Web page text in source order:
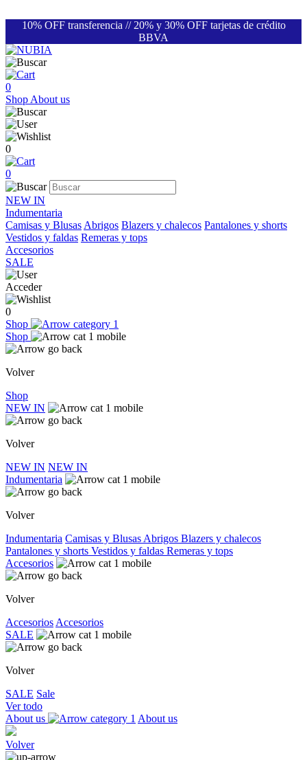
10% OFF transferencia // 20% y 30% OFF tarjetas de crédito
BBVA
0
Shop About us
0
0
NEW IN
Indumentaria
Camisas y Blusas Abrigos Blazers y chalecos Pantalones y shorts
Vestidos y faldas Remeras y tops
Accesorios
SALE
Acceder
0
Shop
Shop
Volver
Shop
NEW IN
Volver
NEW IN NEW IN
Indumentaria
Volver
Indumentaria Camisas y Blusas Abrigos Blazers y chalecos
Pantalones y shorts Vestidos y faldas Remeras y tops
Accesorios
Volver
Accesorios Accesorios
SALE
Volver
SALE Sale
Ver todo
About us
About us
Volver